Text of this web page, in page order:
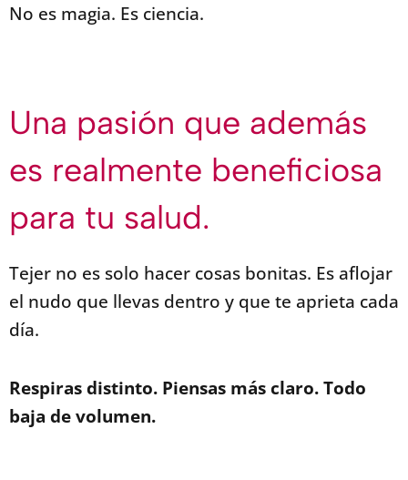
No es magia. Es ciencia.
Una pasión que además
es realmente beneficiosa
para tu salud.
Tejer no es solo hacer cosas bonitas. Es aflojar
el nudo que llevas dentro y que te aprieta cada
día.
Respiras distinto. Piensas más claro. Todo
baja de volumen.